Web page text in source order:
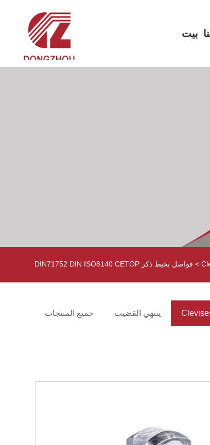
بيت
> فواصل بخيط ذكر DIN71752 DIN ISO8140 CETOP
جميع المنتجات ينتهي القضيب